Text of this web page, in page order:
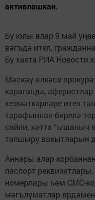
активлашкан.
Бу юлы алар 9 май
вәгъдә итеп,
Бу хакта РИА Новости
Мәскәү өлкәсе
караганда,
хезмәткәрләре итеп
тарафыннан бирелә
сөйли, хәтта “ышаныч
тапшыру вакытларын
Аннары алар
паспорт
номерлары һәм СМС-
мәгълүматлар